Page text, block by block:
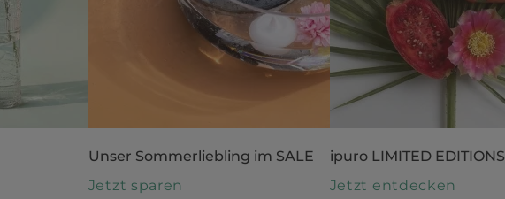
Unser Sommerliebling im SALE
Jetzt sparen
ipuro LIMITED EDITIONS
Jetzt entdecken